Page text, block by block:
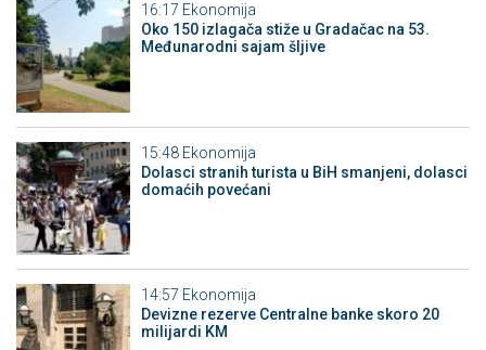
16:17 Ekonomija
Oko 150 izlagača stiže u Gradačac na 53.
Međunarodni sajam šljive
15:48 Ekonomija
Dolasci stranih turista u BiH smanjeni, dolasci
domaćih povećani
14:57 Ekonomija
Devizne rezerve Centralne banke skoro 20
milijardi KM